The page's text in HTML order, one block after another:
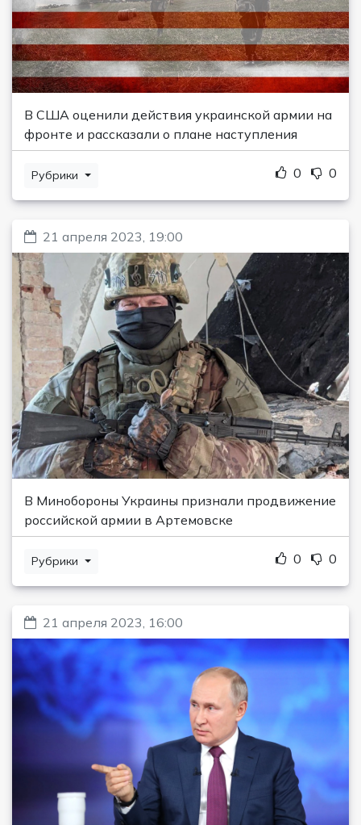
В США оценили действия украинской армии на
фронте и рассказали о плане наступления
Рубрики 0 0
21 апреля 2023, 19:00
В Минобороны Украины признали продвижение
российской армии в Артемовске
Рубрики 0 0
21 апреля 2023, 16:00